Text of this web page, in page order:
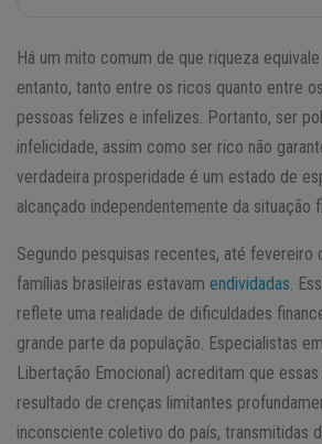
Há um mito comum de que riqueza
entanto, tanto entre os ricos quanto entre
pessoas felizes e infelizes. Portanto, ser
infelicidade, assim como ser rico não
verdadeira prosperidade é um estado de
alcançado independentemente da situação
Segundo pesquisas recentes, até fevereiro
famílias brasileiras estavam endividadas .
reflete uma realidade de dificuldades
grande parte da população. Especialistas
Libertação Emocional) acreditam que
resultado de crenças limitantes
inconsciente coletivo do país, transmitidas